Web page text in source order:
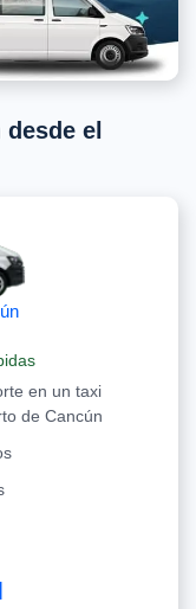
el
en un taxi
de Cancún